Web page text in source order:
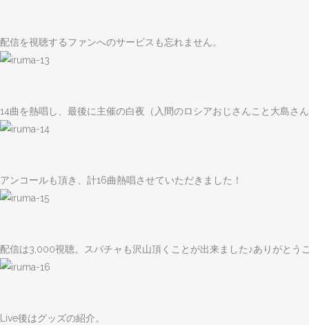
配信を視聴するファンへのサービスも忘れません。
14曲を熱唱し、最後に主催の白夜（入間のロシアおじさんこと大島さ
アンコールも頂き、計16曲熱唱させていただきました！
配信は3,000視聴。スパチャも沢山頂くことが出来ました♪ありがとう
Live後はグッズの紹介。